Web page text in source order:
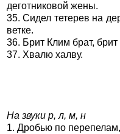
деготниковой жены.
35. Сидел тетерев на
ветке.
36. Брит Клим брат, брит
37. Хвалю халву.
На звуки р, л, м, н
1. Дробью по